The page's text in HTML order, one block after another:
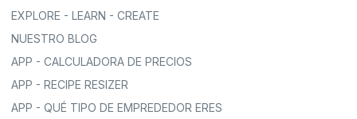
EXPLORE - LEARN - CREATE
NUESTRO BLOG
APP - CALCULADORA DE PRECIOS
APP - RECIPE RESIZER
APP - QUÉ TIPO DE EMPREDEDOR ERES